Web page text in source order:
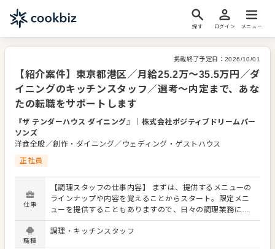
探す ログイン メニュー
掲載終了予定日： 2026/10/01
【紹介案件】東京都港区／月給25.2万～35.5万円／ダ
イニングのキッチンスタッフ／選考～内定まで、あな
たの転職をサポートします
『ザ テンダーハウス ダイニング』
株式会社ポジティブドリームパー
ソンズ
洋食全般／創作・ダイニング／ウェディング・ゲストハウス
正社員
仕事
【調理スタッフの仕事内容】 まずは、提供するメニューの
ラインナップや内容を覚えることからスタート。限定メニ
ューを提供することもありますので、日々の調理業務に加
え、さまざまなスキルを活かしたり、習得できたりもしま
す。 メニューの提案も可能です。ぜひアイデアを発信して
職種
調理・キッチンスタッフ